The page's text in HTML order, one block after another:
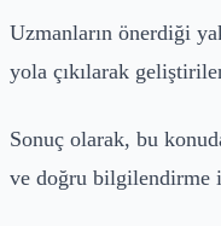
Uzmanların önerdiği
yola çıkılarak
Sonuç olarak, bu
ve doğru bilgilendirme